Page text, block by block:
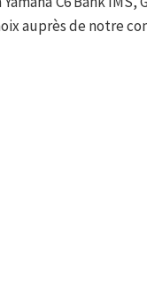
auprès de notre